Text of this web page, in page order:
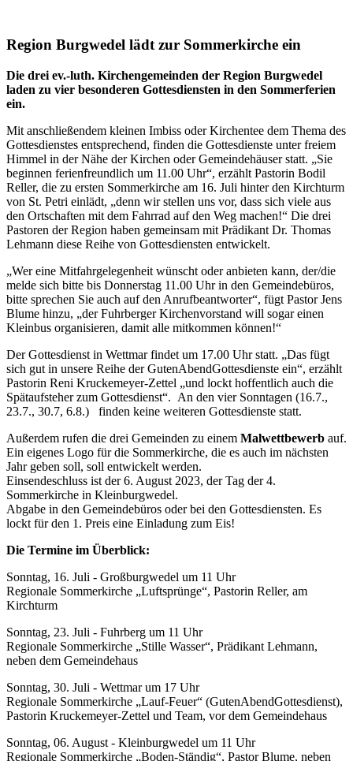
Region Burgwedel lädt zur Sommerkirche ein
Die drei ev.-luth. Kirchengemeinden der Region Burgwedel
laden zu vier besonderen Gottesdiensten in den Sommerferien
ein.
Mit anschließendem kleinen Imbiss oder Kirchentee dem Thema des
Gottesdienstes entsprechend, finden die Gottesdienste unter freiem
Himmel in der Nähe der Kirchen oder Gemeindehäuser statt. „Sie
beginnen ferienfreundlich um 11.00 Uhr“, erzählt Pastorin Bodil
Reller, die zu ersten Sommerkirche am 16. Juli hinter den Kirchturm
von St. Petri einlädt, „denn wir stellen uns vor, dass sich viele aus
den Ortschaften mit dem Fahrrad auf den Weg machen!“ Die drei
Pastoren der Region haben gemeinsam mit Prädikant Dr. Thomas
Lehmann diese Reihe von Gottesdiensten entwickelt.
„Wer eine Mitfahrgelegenheit wünscht oder anbieten kann, der/die
melde sich bitte bis Donnerstag 11.00 Uhr in den Gemeindebüros,
bitte sprechen Sie auch auf den Anrufbeantworter“, fügt Pastor Jens
Blume hinzu, „der Fuhrberger Kirchenvorstand will sogar einen
Kleinbus organisieren, damit alle mitkommen können!“
Der Gottesdienst in Wettmar findet um 17.00 Uhr statt. „Das fügt
sich gut in unsere Reihe der GutenAbendGottesdienste ein“, erzählt
Pastorin Reni Kruckemeyer-Zettel „und lockt hoffentlich auch die
Spätaufsteher zum Gottesdienst“. An den vier Sonntagen (16.7.,
23.7., 30.7, 6.8.) finden keine weiteren Gottesdienste statt.
Außerdem rufen die drei Gemeinden zu einem Malwettbewerb auf.
Ein eigenes Logo für die Sommerkirche, die es auch im nächsten
Jahr geben soll, soll entwickelt werden.
Einsendeschluss ist der 6. August 2023, der Tag der 4.
Sommerkirche in Kleinburgwedel.
Abgabe in den Gemeindebüros oder bei den Gottesdiensten. Es
lockt für den 1. Preis eine Einladung zum Eis!
Die Termine im Überblick:
Sonntag, 16. Juli - Großburgwedel um 11 Uhr
Regionale Sommerkirche „Luftsprünge“, Pastorin Reller, am
Kirchturm
Sonntag, 23. Juli - Fuhrberg um 11 Uhr
Regionale Sommerkirche „Stille Wasser“, Prädikant Lehmann,
neben dem Gemeindehaus
Sonntag, 30. Juli - Wettmar um 17 Uhr
Regionale Sommerkirche „Lauf-Feuer“ (GutenAbendGottesdienst),
Pastorin Kruckemeyer-Zettel und Team, vor dem Gemeindehaus
Sonntag, 06. August - Kleinburgwedel um 11 Uhr
Regionale Sommerkirche „Boden-Ständig“, Pastor Blume, neben